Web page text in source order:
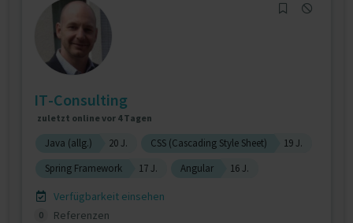
IT-Consulting
zuletzt online vor 4 Tagen
Java (allg.) 20 J. CSS (Cascading Style Sheet)
19 J.
Spring Framework
17 J. Angular 16 J.
Verfügbarkeit einsehen
0
Referenzen